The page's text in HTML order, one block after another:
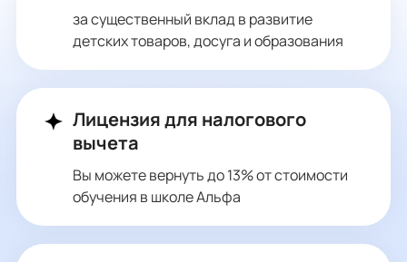
за существенный вклад в развитие
детских товаров, досуга и образования
Лицензия для налогового
вычета
Вы можете вернуть до 13% от стоимости
обучения в школе Альфа